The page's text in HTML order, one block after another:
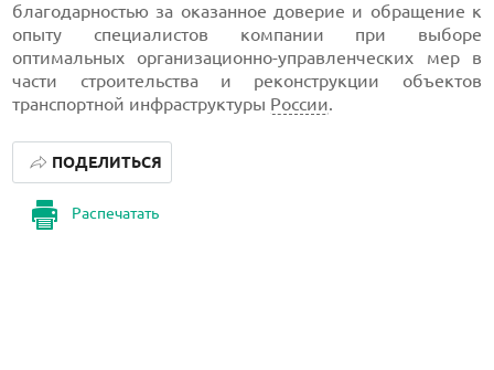
благодарностью за оказанное доверие и обращение к
опыту специалистов компании при выборе
оптимальных организационно-управленческих мер в
части строительства и реконструкции объектов
транспортной инфраструктуры России.
Распечатать
ПОДЕЛИТЬСЯ